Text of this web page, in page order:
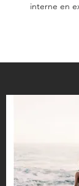
interne en